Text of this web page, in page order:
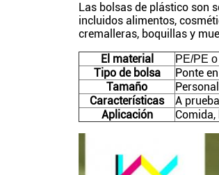
Las bolsas de plástico son
incluidos alimentos,
cremalleras, boquillas y
El material
PE/PE
Tipo de bolsa
Ponte
Tamaño
Características
A
Aplicación